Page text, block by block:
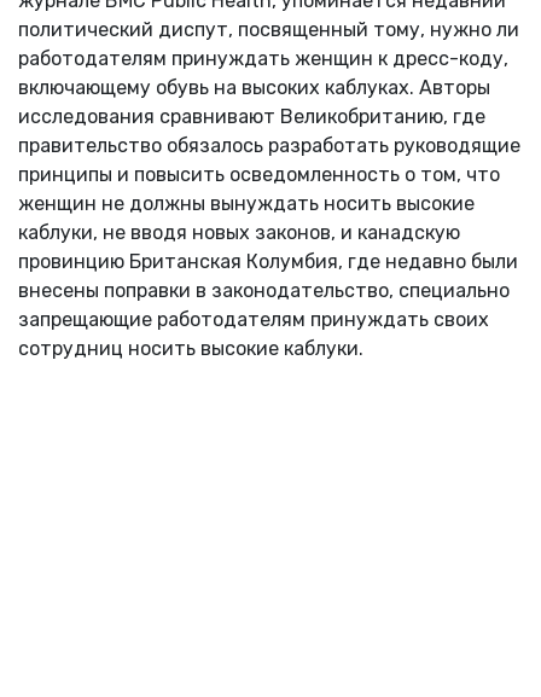
политический диспут, посвященный тому, нужно ли
работодателям принуждать женщин к дресс-коду,
включающему обувь на высоких каблуках. Авторы
исследования сравнивают Великобританию, где
правительство обязалось разработать руководящие
принципы и повысить осведомленность о том, что
женщин не должны вынуждать носить высокие
каблуки, не вводя новых законов, и канадскую
провинцию Британская Колумбия, где недавно были
внесены поправки в законодательство, специально
запрещающие работодателям принуждать своих
сотрудниц носить высокие каблуки.